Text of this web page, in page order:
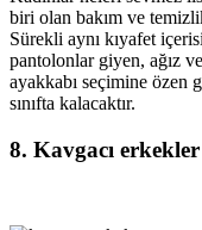
biri olan bakım ve
Sürekli aynı kıyafet
pantolonlar giyen, ağız
ayakkabı seçimine özen
sınıfta kalacaktır.
8. Kavgacı erkekler